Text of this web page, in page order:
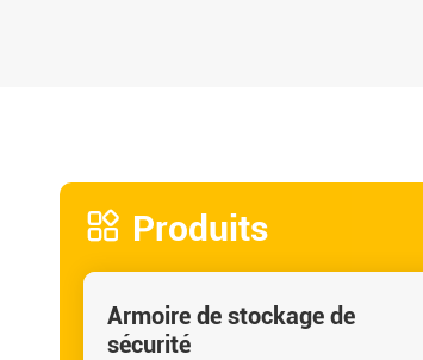
 Produits
Armoire de stockage de
sécurité